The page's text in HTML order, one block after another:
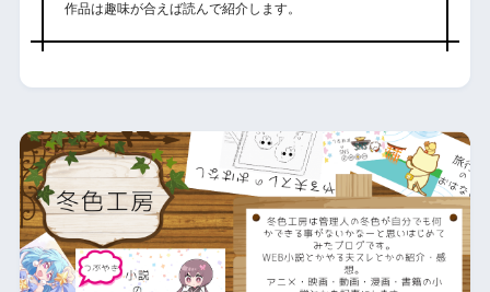
作品は趣味が合えば読んで紹介します。